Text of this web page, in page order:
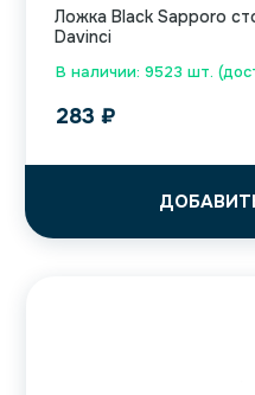
В наличии: 9523 шт.
Ложка Black Sapporo
Davinci
283 ₽